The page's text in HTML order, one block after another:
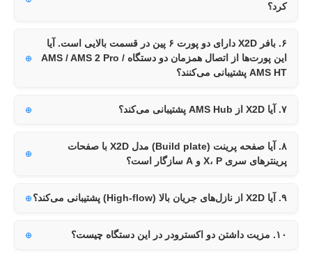
کرد؟
۶. بافر X2D دارای دو پورت ۶ پین در قسمت بالایی است. آیا
این پورت‌ها از اتصال همزمان دو دستگاه AMS / AMS 2 Pro /
AMS HT پشتیبانی می‌کنند؟
۷. آیا X2D از AMS Hub پشتیبانی می‌کند؟
۸. آیا صفحه پرینت (Build plate) مدل X2D با صفحات
پرینترهای سری X، P و A سازگار است؟
۹. آیا X2D از نازل‌های جریان بالا (High-flow) پشتیبانی می‌کند؟
۱۰. مزیت داشتن دو اکسترودر در این دستگاه چیست؟